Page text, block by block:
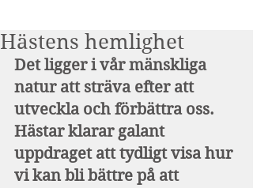
Hästens hemlighet
Det ligger i vår mänskliga
natur att sträva efter att
utveckla och förbättra oss.
Hästar klarar galant
uppdraget att tydligt visa hur
vi kan bli bättre på att